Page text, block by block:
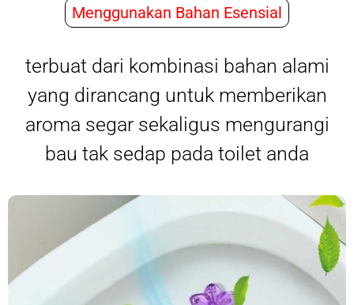
Menggunakan Bahan Esensial
terbuat dari kombinasi bahan alami
yang dirancang untuk memberikan
aroma segar sekaligus mengurangi
bau tak sedap pada toilet anda